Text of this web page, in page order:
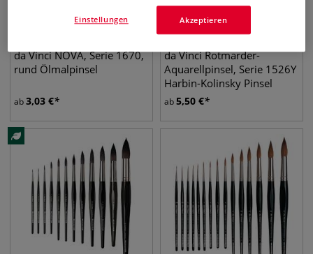
da Vinci NOVA, Serie 1670,
rund Ölmalpinsel
ab3,03 €
da Vinci Rotmarder-
Aquarellpinsel, Serie 1526Y
Harbin-Kolinsky Pinsel
ab5,50 €
Akzeptieren
Einstellungen